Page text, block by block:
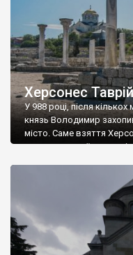
Херсонес
У 988 році, після
князь Володимир
місто. Саме взяття
диктувати свої умови
Херсонесі Володимир-
А потім було Хрещення